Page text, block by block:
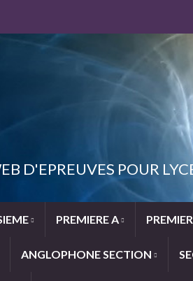
D'EPREUVES POUR
PREMIERE A
ANGLOPHONE SECTION